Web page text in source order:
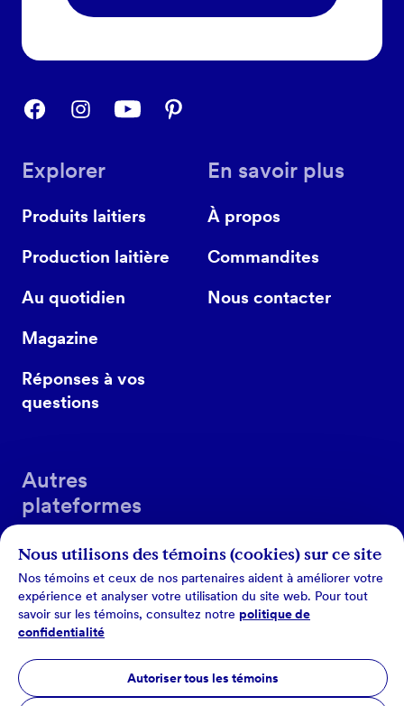
Nous utilisons des témoins (cookies) sur ce site
Nos témoins et ceux de nos partenaires aident à améliorer votre
expérience et analyser votre utilisation du site web. Pour tout
savoir sur les témoins, consultez notre politique de
confidentialité
Autoriser tous les témoins
Explorer
Produits laitiers
Production laitière
Au quotidien
Magazine
Réponses à vos
questions
En savoir plus
À propos
Commandites
Nous contacter
Autres
plateformes
Conditions d’utilisation